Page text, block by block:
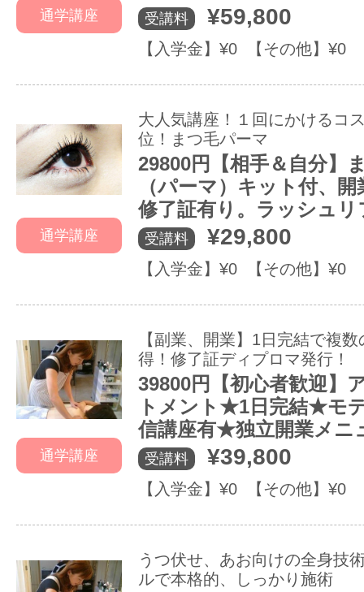
通学講座 受講料 ¥59,800
【入学金】¥0 【その他】¥0
通学講座
大人気講座！１回にかけるコ
位！まつ毛パーマ
29800円【相手＆自分】
（パーマ）キット付、
修了証有り。ラッシュリ
受講料 ¥29,800
【入学金】¥0 【その他】¥0
通学講座
【副業、開業】1日完結で複
得！修了証ディプロマ発行！
39800円【初心者歓迎】
トメント★1日完結★モ
信講座有★独立開業メニ
受講料 ¥39,800
【入学金】¥0 【その他】¥0
うつ伏せ、あお向けの全身技
ルで本格的、しっかり施術